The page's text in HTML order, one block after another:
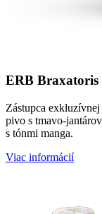
ERB Braxatoris
Zástupca
pivo s tmavo-
s tónmi manga.
Viac informácií